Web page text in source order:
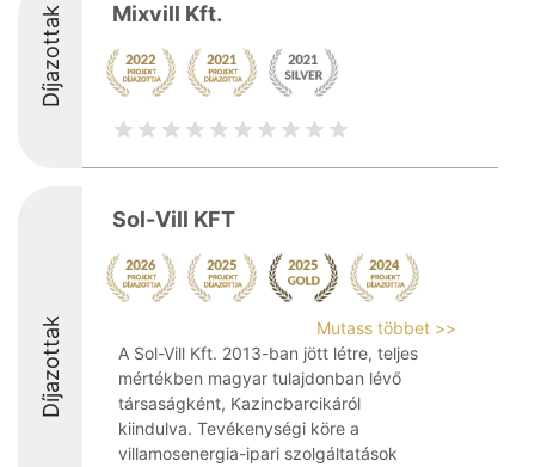
Díjazottak Mixvill Kft.
Díjazottak
Sol-Vill KFT
Mutass többet >>
A Sol-Vill Kft. 2013-ban jött létre, teljes
mértékben magyar tulajdonban lévő
társaságként, Kazincbarcikáról
kiindulva. Tevékenységi köre a
villamosenergia-ipari szolgáltatások